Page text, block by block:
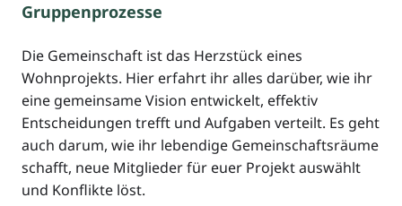
Gruppenprozesse
Die Gemeinschaft ist das Herzstück eines
Wohnprojekts. Hier erfahrt ihr alles darüber, wie ihr
eine gemeinsame Vision entwickelt, effektiv
Entscheidungen trefft und Aufgaben verteilt. Es geht
auch darum, wie ihr lebendige Gemeinschaftsräume
schafft, neue Mitglieder für euer Projekt auswählt
und Konflikte löst.